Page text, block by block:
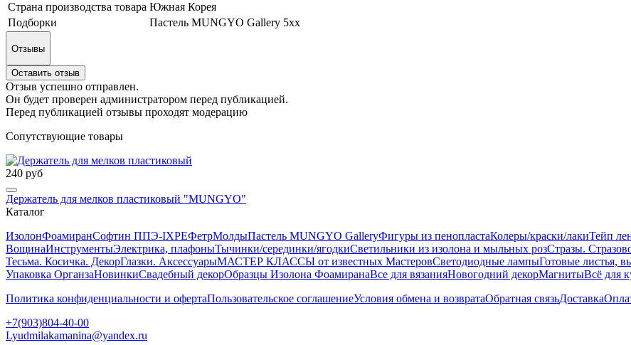
Страна производства товара Южная Корея
Подборки
Пастель MUNGYO Gallery 5хх
Отзывы
Оставить отзыв
Отзыв успешно отправлен.
Он будет проверен администратором перед публикацией.
Перед публикацией отзывы проходят модерацию
Сопутствующие товары
240 руб
Держатель для мелков пластиковый "MUNGYO"
Каталог
ИзолонФоамиранСофтин ППЭ-IXPEФетрМолдыПастель MUNGYO GalleryФигуры из пенопластаКолеры/краски/лакиТейп
ВощинаИнструментыЭлектрика, плафоныТычинки/серединки/ягодкиСветильники из изолона и мыльных розСтразы.
Тесьма. Косичка. ДекорГлазки. АксессуарыМАСТЕР КЛАССЫ от известных МастеровСветодиодные лампыГотовые листья,
Упаковка ОрганзаНовинкиСвадебный декорОбразцы Изолона ФоамиранаВсе для вязанияНовогодний декорМагнитыВсё для
Политика конфиденциальности и офертаПользовательское соглашениеУсловия обмена и возвратаОбратная связьДоставка
+7(903)804-40-00
Lyudmilakamanina@yandex.ru